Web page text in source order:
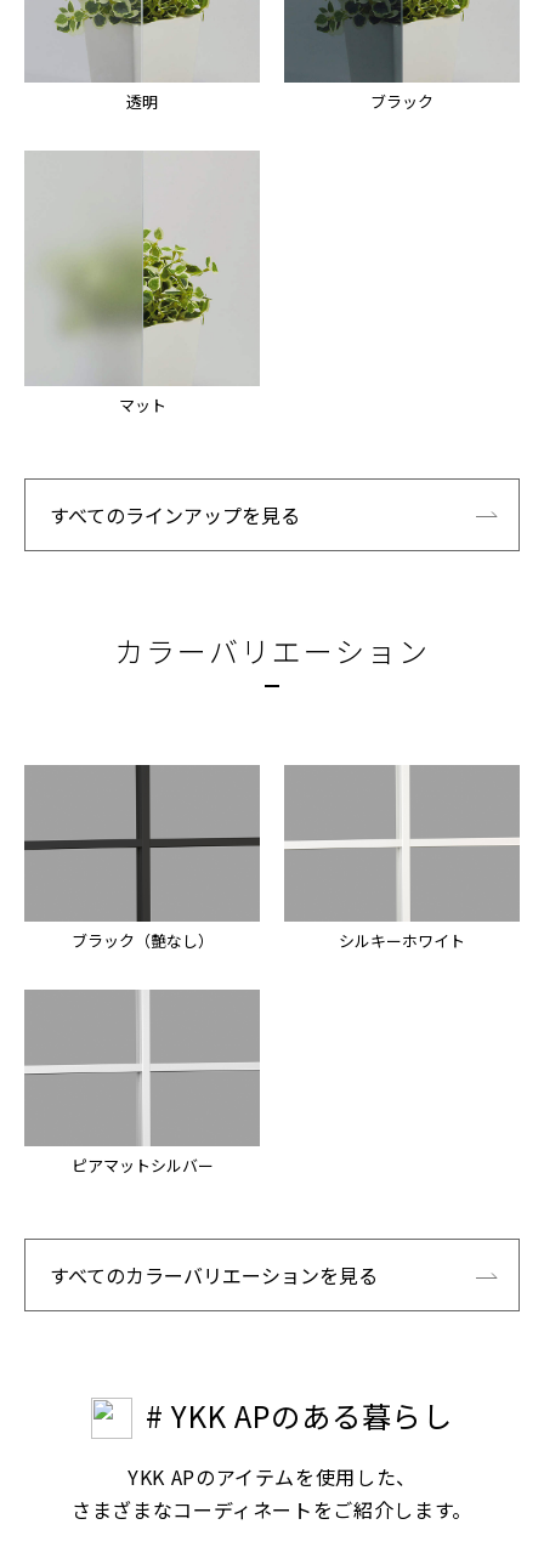
透明 ブラック
マット
すべてのラインアップを見る
カラーバリエーション
ブラック（艶なし） シルキーホワイト
ピアマットシルバー
すべてのカラーバリエーションを見る
# YKK APのある暮らし
YKK APのアイテムを使用した、
さまざまなコーディネートをご紹介します。